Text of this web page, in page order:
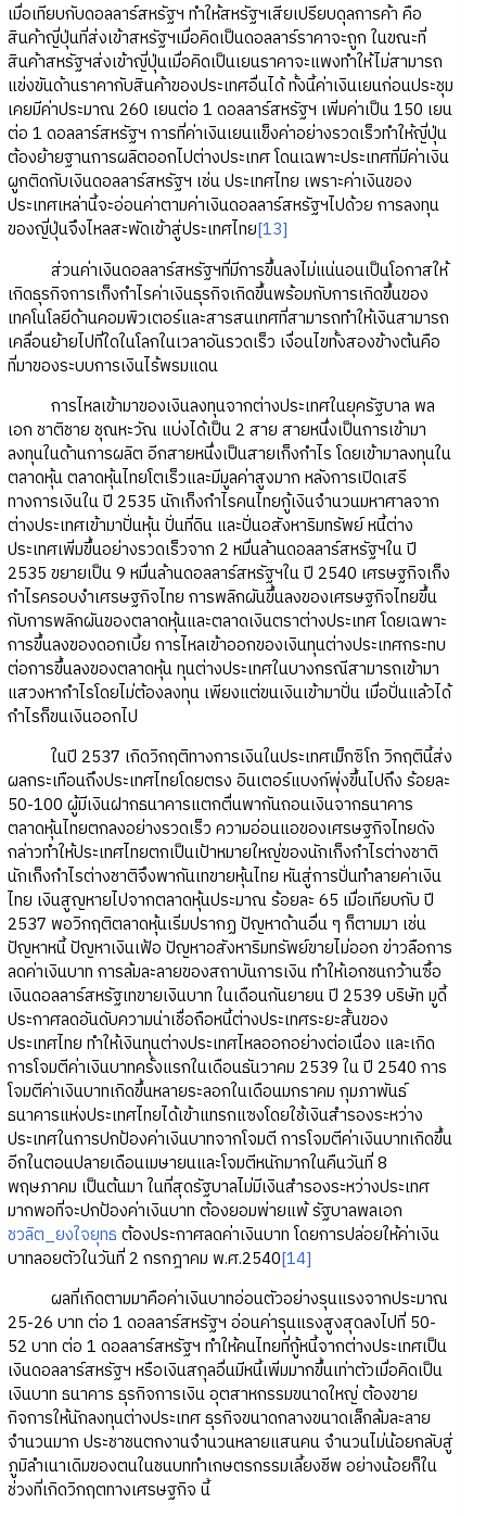
เมื่อเทียบกับดอลลาร์สหรัฐฯ ทำให้สหรัฐฯเสียเปรียบดุลการค้า คือ
สินค้าญี่ปุ่นที่ส่งเข้าสหรัฐฯเมื่อคิดเป็นดอลลาร์ราคาจะถูก ในขณะที่
สินค้าสหรัฐฯส่งเข้าญี่ปุ่นเมื่อคิดเป็นเยนราคาจะแพงทำให้ไม่สามารถ
แข่งขันด้านราคากับสินค้าของประเทศอื่นได้ ทั้งนี้ค่าเงินเยนก่อนประชุม
เคยมีค่าประมาณ 260 เยนต่อ 1 ดอลลาร์สหรัฐฯ เพิ่มค่าเป็น 150 เยน
ต่อ 1 ดอลลาร์สหรัฐฯ การที่ค่าเงินเยนแข็งค่าอย่างรวดเร็วทำให้ญี่ปุ่น
ต้องย้ายฐานการผลิตออกไปต่างประเทศ โดนเฉพาะประเทศที่มีค่าเงิน
ผูกติดกับเงินดอลลาร์สหรัฐฯ เช่น ประเทศไทย เพราะค่าเงินของ
ประเทศเหล่านี้จะอ่อนค่าตามค่าเงินดอลลาร์สหรัฐฯไปด้วย การลงทุน
ของญี่ปุ่นจึงไหลสะพัดเข้าสู่ประเทศไทย[13]
ส่วนค่าเงินดอลลาร์สหรัฐฯที่มีการขึ้นลงไม่แน่นอนเป็นโอกาสให้
เกิดธุรกิจการเก็งกำไรค่าเงินธุรกิจเกิดขึ้นพร้อมกับการเกิดขึ้นของ
เทคโนโลยีด้านคอมพิวเตอร์และสารสนเทศที่สามารถทำให้เงินสามารถ
เคลื่อนย้ายไปที่ใดในโลกในเวลาอันรวดเร็ว เงื่อนไขทั้งสองข้างต้นคือ
ที่มาของระบบการเงินไร้พรมแดน
การไหลเข้ามาของเงินลงทุนจากต่างประเทศในยุครัฐบาล พล
เอก ชาติชาย ชุณหะวัณ แบ่งได้เป็น 2 สาย สายหนึ่งเป็นการเข้ามา
ลงทุนในด้านการผลิต อีกสายหนึ่งเป็นสายเก็งกำไร โดยเข้ามาลงทุนใน
ตลาดหุ้น ตลาดหุ้นไทยโตเร็วและมีมูลค่าสูงมาก หลังการเปิดเสรี
ทางการเงินใน ปี 2535 นักเก็งกำไรคนไทยกู้เงินจำนวนมหาศาลจาก
ต่างประเทศเข้ามาปั่นหุ้น ปั่นที่ดิน และปั่นอสังหาริมทรัพย์ หนี้ต่าง
ประเทศเพิ่มขึ้นอย่างรวดเร็วจาก 2 หมื่นล้านดอลลาร์สหรัฐฯใน ปี
2535 ขยายเป็น 9 หมื่นล้านดอลลาร์สหรัฐฯใน ปี 2540 เศรษฐกิจเก็ง
กำไรครอบงำเศรษฐกิจไทย การพลิกผันขึ้นลงของเศรษฐกิจไทยขึ้น
กับการพลิกผันของตลาดหุ้นและตลาดเงินตราต่างประเทศ โดยเฉพาะ
การขึ้นลงของดอกเบี้ย การไหลเข้าออกของเงินทุนต่างประเทศกระทบ
ต่อการขึ้นลงของตลาดหุ้น ทุนต่างประเทศในบางกรณีสามารถเข้ามา
แสวงหากำไรโดยไม่ต้องลงทุน เพียงแต่ขนเงินเข้ามาปั่น เมื่อปั่นแล้วได้
กำไรก็ขนเงินออกไป
ในปี 2537 เกิดวิกฤติทางการเงินในประเทศเม็กซิโก วิกฤตินี้ส่ง
ผลกระเทือนถึงประเทศไทยโดยตรง อินเตอร์แบงก์พุ่งขึ้นไปถึง ร้อยละ
50-100 ผู้มีเงินฝากธนาคารแตกตื่นพากันถอนเงินจากธนาคาร
ตลาดหุ้นไทยตกลงอย่างรวดเร็ว ความอ่อนแอของเศรษฐกิจไทยดัง
กล่าวทำให้ประเทศไทยตกเป็นเป้าหมายใหญ่ของนักเก็งกำไรต่างชาติ
นักเก็งกำไรต่างชาติจึงพากันเทขายหุ้นไทย หันสู่การปั่นทำลายค่าเงิน
ไทย เงินสูญหายไปจากตลาดหุ้นประมาณ ร้อยละ 65 เมื่อเทียบกับ ปี
2537 พอวิกฤติตลาดหุ้นเริ่มปรากฏ ปัญหาด้านอื่น ๆ ก็ตามมา เช่น
ปัญหาหนี้ ปัญหาเงินเฟ้อ ปัญหาอสังหาริมทรัพย์ขายไม่ออก ข่าวลือการ
ลดค่าเงินบาท การล้มละลายของสถาบันการเงิน ทำให้เอกชนกว้านซื้อ
เงินดอลลาร์สหรัฐเทขายเงินบาท ในเดือนกันยายน ปี 2539 บริษัท มูดี้
ประกาศลดอันดับความน่าเชื่อถือหนี้ต่างประเทศระยะสั้นของ
ประเทศไทย ทำให้เงินทุนต่างประเทศไหลออกอย่างต่อเนื่อง และเกิด
การโจมตีค่าเงินบาทครั้งแรกในเดือนธันวาคม 2539 ใน ปี 2540 การ
โจมตีค่าเงินบาทเกิดขึ้นหลายระลอกในเดือนมกราคม กุมภาพันธ์
ธนาคารแห่งประเทศไทยได้เข้าแทรกแซงโดยใช้เงินสำรองระหว่าง
ประเทศในการปกป้องค่าเงินบาทจากโจมตี การโจมตีค่าเงินบาทเกิดขึ้น
อีกในตอนปลายเดือนเมษายนและโจมตีหนักมากในคืนวันที่ 8
พฤษภาคม เป็นต้นมา ในที่สุดรัฐบาลไม่มีเงินสำรองระหว่างประเทศ
มากพอที่จะปกป้องค่าเงินบาท ต้องยอมพ่ายแพ้ รัฐบาลพลเอก
ชวลิต_ยงใจยุทธ ต้องประกาศลดค่าเงินบาท โดยการปล่อยให้ค่าเงิน
บาทลอยตัวในวันที่ 2 กรกฎาคม พ.ศ.2540[14]
ผลที่เกิดตามมาคือค่าเงินบาทอ่อนตัวอย่างรุนแรงจากประมาณ
25-26 บาท ต่อ 1 ดอลลาร์สหรัฐฯ อ่อนค่ารุนแรงสูงสุดลงไปที่ 50-
52 บาท ต่อ 1 ดอลลาร์สหรัฐฯ ทำให้คนไทยที่กู้หนี้จากต่างประเทศเป็น
เงินดอลลาร์สหรัฐฯ หรือเงินสกุลอื่นมีหนี้เพิ่มมากขึ้นเท่าตัวเมื่อคิดเป็น
เงินบาท ธนาคาร ธุรกิจการเงิน อุตสาหกรรมขนาดใหญ่ ต้องขาย
กิจการให้นักลงทุนต่างประเทศ ธุรกิจขนาดกลางขนาดเล็กล้มละลาย
จำนวนมาก ประชาชนตกงานจำนวนหลายแสนคน จำนวนไม่น้อยกลับสู่
ภูมิลำเนาเดิมของตนในชนบททำเกษตรกรรมเลี้ยงชีพ อย่างน้อยก็ใน
ช่วงที่เกิดวิกฤตทางเศรษฐกิจ นี้